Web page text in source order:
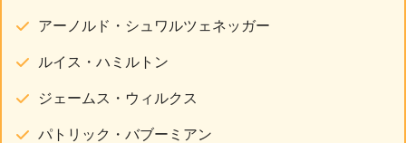
アーノルド・シュワルツェネッガー
ルイス・ハミルトン
ジェームス・ウィルクス
パトリック・バブーミアン